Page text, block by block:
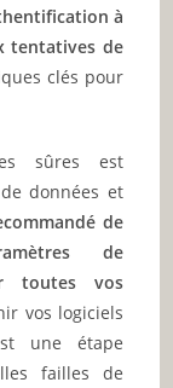
à
tentatives de
clés pour
sûres est
données et
de
de
toutes vos
vos logiciels
une étape
failles de